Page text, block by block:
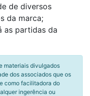
de diversos
da marca;
as partidas da
materiais divulgados
dos associados que os
como facilitadora do
ingerência ou